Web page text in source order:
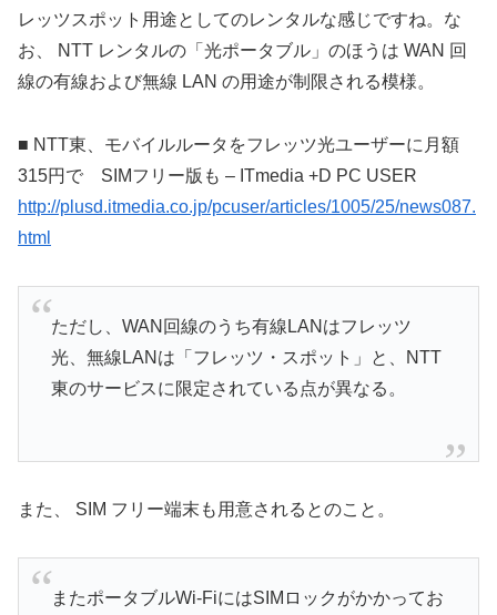
レッツスポット用途としてのレンタルな感じですね。な
お、 NTT レンタルの「光ポータブル」のほうは WAN 回
線の有線および無線 LAN の用途が制限される模様。
■ NTT東、モバイルルータをフレッツ光ユーザーに月額
315円で SIMフリー版も – ITmedia +D PC USER
http://plusd.itmedia.co.jp/pcuser/articles/1005/25/news087.
html
ただし、WAN回線のうち有線LANはフレッツ
光、無線LANは「フレッツ・スポット」と、NTT
東のサービスに限定されている点が異なる。
また、 SIM フリー端末も用意されるとのこと。
またポータブルWi-FiにはSIMロックがかかってお